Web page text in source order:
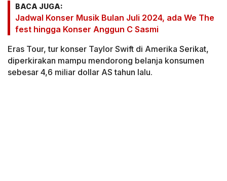
BACA JUGA:
Jadwal Konser Musik Bulan Juli 2024, ada We The
fest hingga Konser Anggun C Sasmi
Eras Tour, tur konser Taylor Swift di Amerika Serikat,
diperkirakan mampu mendorong belanja konsumen
sebesar 4,6 miliar dollar AS tahun lalu.